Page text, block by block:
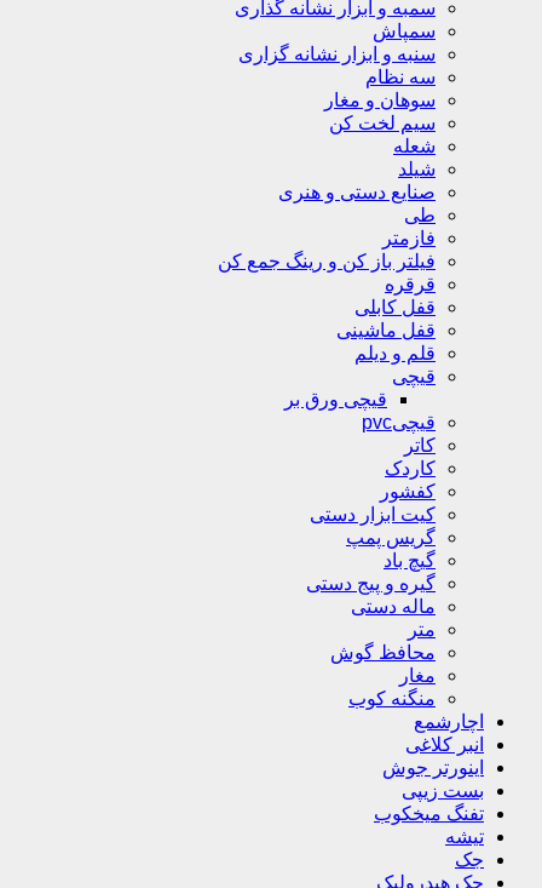
سمبه و ابزار نشانه گذاری
سمپاش
سنبه و ابزار نشانه گزاری
سه نظام
سوهان و مغار
سیم لخت کن
شعله
شیلد
صنایع دستی و هنری
طی
فازمتر
فیلتر باز کن و رینگ جمع کن
قرقره
قفل کابلی
قفل ماشینی
قلم و دیلم
قیچی
قیچی ورق بر
قیچیpvc
کاتر
کاردک
کفشور
کیت ابزار دستی
گریس پمپ
گیچ باد
گیره و پیج دستی
ماله دستی
متر
محافظ گوش
مغار
منگنه کوب
اچارشمع
انبر کلاغی
اینورتر جوش
بست زیپی
تفنگ میخکوب
تیشه
جک
جک هیدرولیک